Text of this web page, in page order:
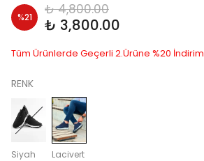
%21 ₺ 4,800.00
₺ 3,800.00
Tüm Ürünlerde Geçerli 2.Ürüne %20 İndirim
RENK
Siyah Lacivert